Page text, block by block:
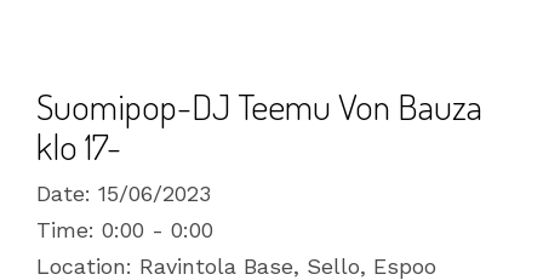
Suomipop-DJ Teemu Von Bauza
klo 17-
Date: 15/06/2023
Time: 0:00 - 0:00
Location: Ravintola Base, Sello, Espoo